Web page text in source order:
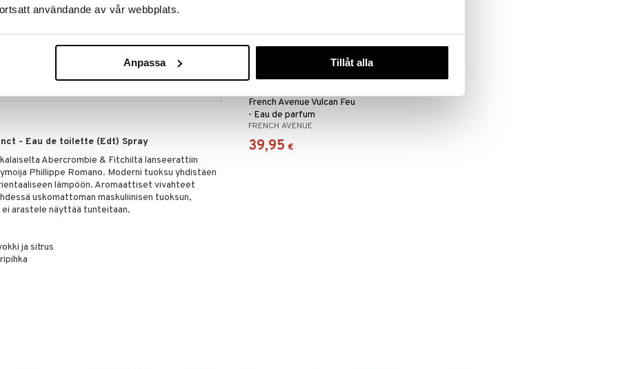
användande av vår webbplats.
Anpassa Tillåt alla
löytöä? Outletistamme löydät runsaasti
tilaisuus tehdä löytöjä, kun
varastoa riittää!
- Eau de toilette (Edt) Spray
Abercrombie & Fitchiltä lanseerattiin
Phillippe Romano. Moderni tuoksu yhdistäen
lämpöön. Aromaattiset vivahteet
uskomattoman maskuliinisen tuoksun,
arastele näyttää tunteitaan.
ja sitrus
French Avenue Vulcan Feu
- Eau de parfum
FRENCH AVENUE
39,95 €